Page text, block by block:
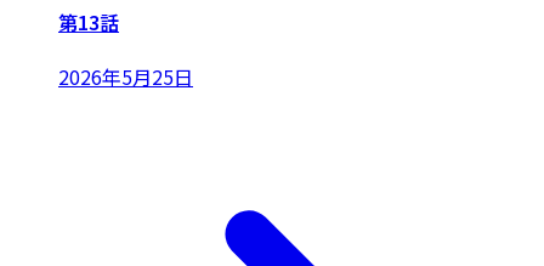
第13話
2026年5月25日